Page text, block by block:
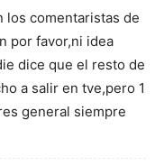
comentaristas de
por favor,ni idea
dice que el resto de
a salir en tve,pero 1
general siempre